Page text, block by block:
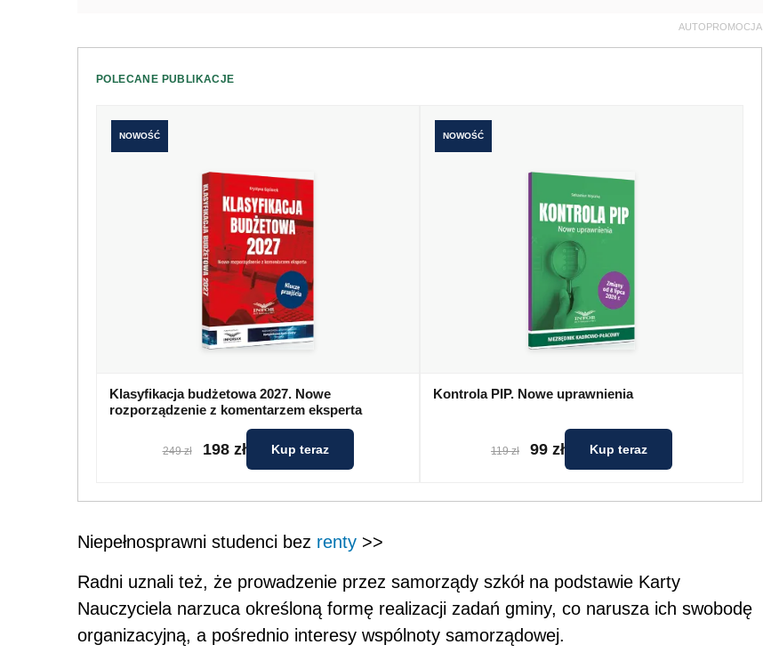
AUTOPROMOCJA
POLECANE PUBLIKACJE
NOWOŚĆ
Klasyfikacja budżetowa 2027. Nowe
rozporządzenie z komentarzem eksperta
249 zł 198 zł Kup teraz
NOWOŚĆ
Kontrola PIP. Nowe uprawnienia
119 zł 99 zł Kup teraz
Niepełnosprawni studenci bez renty >>
Radni uznali też, że prowadzenie przez samorządy szkół na podstawie Karty
Nauczyciela narzuca określoną formę realizacji zadań gminy, co narusza ich swobodę
organizacyjną, a pośrednio interesy wspólnoty samorządowej.